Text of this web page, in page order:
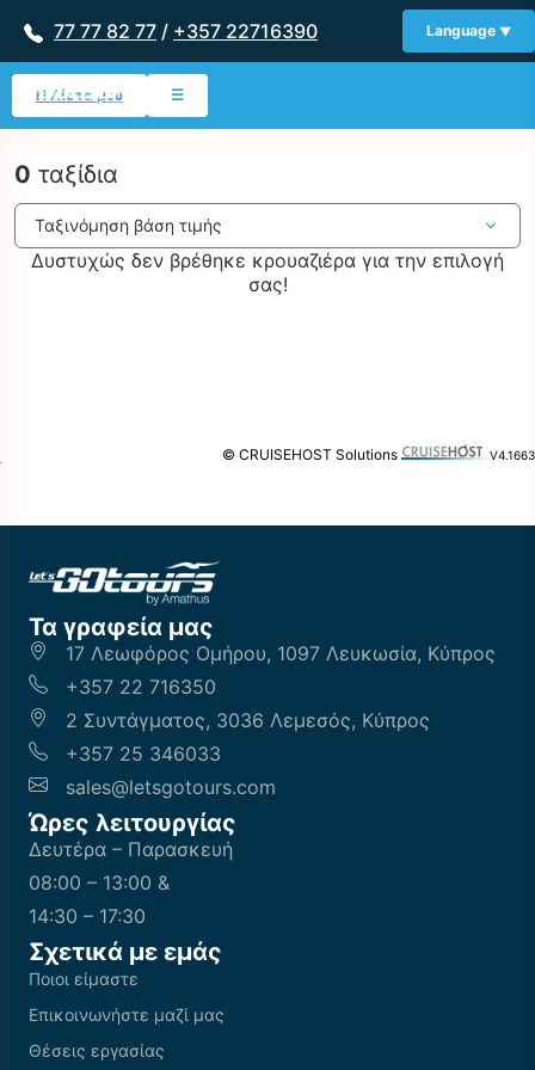
77 77 82 77 / +357 22716390 Language
Η Λίστα μου ☰
0 ταξίδια
Δυστυχώς δεν βρέθηκε κρουαζιέρα για την επιλογή
σας!
© CRUISEHOST Solutions V4.1663
Τα γραφεία μας
17 Λεωφόρος Ομήρου, 1097 Λευκωσία, Κύπρος
+357 22 716350
2 Συντάγματος, 3036 Λεμεσός, Κύπρος
+357 25 346033
sales@letsgotours.com
Ώρες λειτουργίας
Δευτέρα – Παρασκευή
08:00 – 13:00 &
14:30 – 17:30
Σχετικά με εμάς
Ποιοι είμαστε
Επικοινωνήστε μαζί μας
Θέσεις εργασίας